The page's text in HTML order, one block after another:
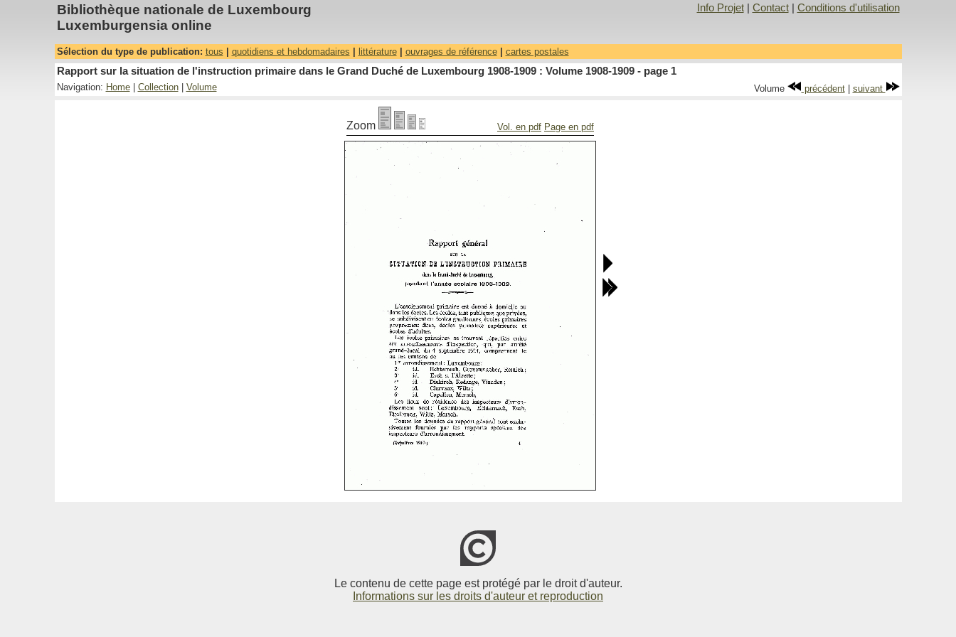
Bibliothèque nationale de Luxembourg
Luxemburgensia online
Info Projet| Contact| Conditions d'utilisation
Sélection du type de publication: tous quotidiens et hebdomadaires littérature| ouvrages de référence| cartes postales
Rapport sur la situation de l'instruction primaire dans le Grand Duché de Luxembourg 1908-1909 : Volume 1908-1909 - page 1
Navigation: Home| Collection| Volume Volume précédent| suivant
Zoom Vol. en pdf Page en pdf
Le contenu de cette page est protégé par le droit d'auteur.
Informations sur les droits d'auteur et reproduction